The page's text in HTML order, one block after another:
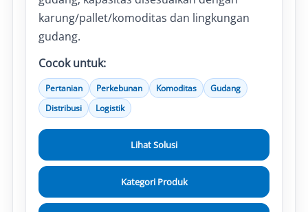
karung/pallet/komoditas dan lingkungan
gudang.
Cocok untuk:
Pertanian Perkebunan Komoditas
Gudang
Distribusi
Logistik
Lihat Solusi
Kategori Produk